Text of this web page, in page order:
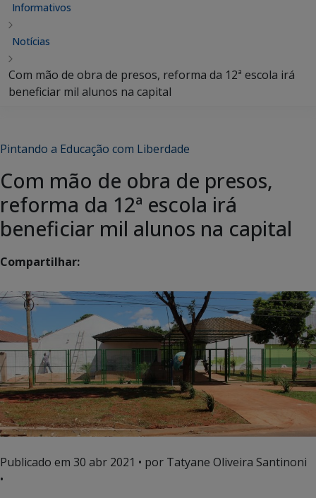
Informativos
Notícias
Com mão de obra de presos, reforma da 12ª escola irá
beneficiar mil alunos na capital
Pintando a Educação com Liberdade
Com mão de obra de presos,
reforma da 12ª escola irá
beneficiar mil alunos na capital
Compartilhar:
Publicado em 30 abr 2021 • por Tatyane Oliveira Santinoni
•